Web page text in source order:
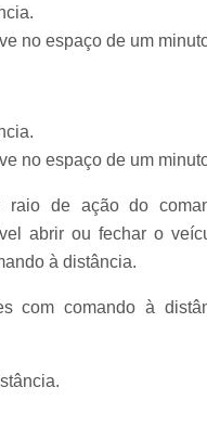
no espaço de um
no espaço de um
raio de ação do
abrir ou fechar o
à distância.
com comando à